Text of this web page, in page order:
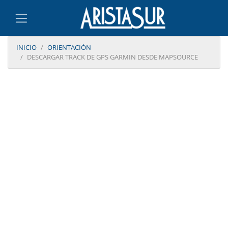
INICIO
ORIENTACIÓN
DESCARGAR TRACK DE GPS GARMIN DESDE MAPSOURCE